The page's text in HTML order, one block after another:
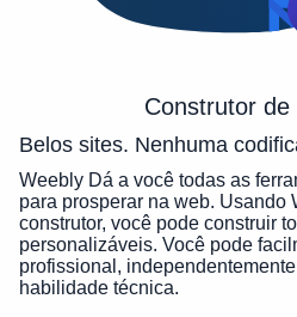
Construtor de
Belos sites. Nenhuma
Weebly Dá a você todas as
para prosperar na web. Usando
construtor, você pode construir
personalizáveis. Você pode
profissional,
habilidade técnica.